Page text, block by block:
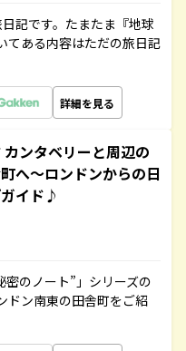
記です。たまたま『地球
てある内容はただの旅日記
詳細を見る
ンタベリーと周辺の
へ～ロンドンからの日
イド♪
のノート”」シリーズの
ドン南東の田舎町をご紹